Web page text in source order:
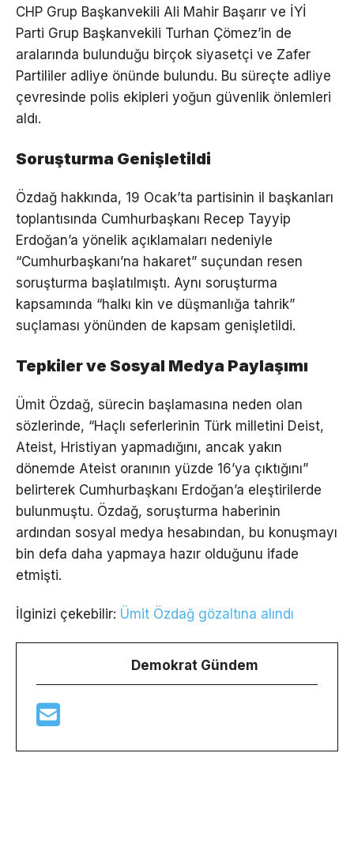
CHP Grup Başkanvekili Ali Mahir Başarır ve İYİ
Parti Grup Başkanvekili Turhan Çömez’in de
aralarında bulunduğu birçok siyasetçi ve Zafer
Partililer adliye önünde bulundu. Bu süreçte adliye
çevresinde polis ekipleri yoğun güvenlik önlemleri
aldı.
Soruşturma Genişletildi
Özdağ hakkında, 19 Ocak’ta partisinin il başkanları
toplantısında Cumhurbaşkanı Recep Tayyip
Erdoğan’a yönelik açıklamaları nedeniyle
“Cumhurbaşkanı’na hakaret” suçundan resen
soruşturma başlatılmıştı. Aynı soruşturma
kapsamında “halkı kin ve düşmanlığa tahrik”
suçlaması yönünden de kapsam genişletildi.
Tepkiler ve Sosyal Medya Paylaşımı
Ümit Özdağ, sürecin başlamasına neden olan
sözlerinde, “Haçlı seferlerinin Türk milletini Deist,
Ateist, Hristiyan yapmadığını, ancak yakın
dönemde Ateist oranının yüzde 16’ya çıktığını”
belirterek Cumhurbaşkanı Erdoğan’a eleştirilerde
bulunmuştu. Özdağ, soruşturma haberinin
ardından sosyal medya hesabından, bu konuşmayı
bin defa daha yapmaya hazır olduğunu ifade
etmişti.
İlginizi çekebilir: Ümit Özdağ gözaltına alındı
Demokrat Gündem